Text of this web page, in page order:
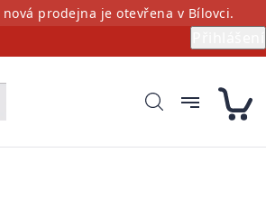
prodejna je otevřena v Bílovci.